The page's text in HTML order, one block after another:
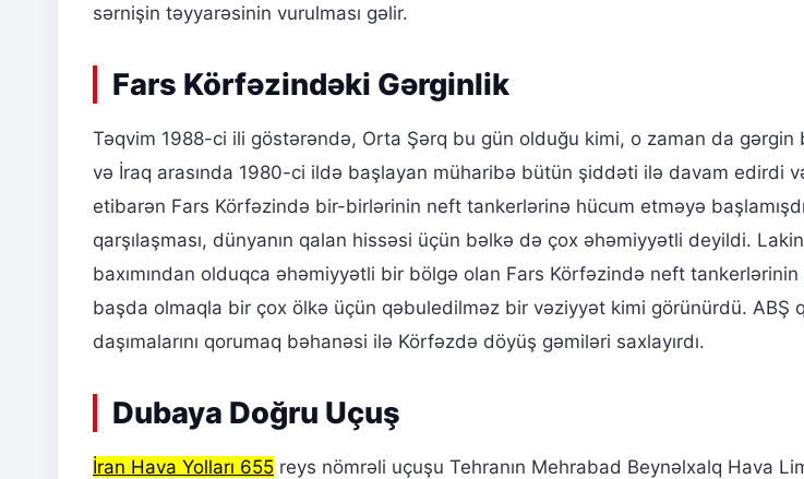
sərnişin təyyarəsinin vurulması gəlir.
Fars Körfəzindəki Gərginlik
Təqvim 1988-ci ili göstərəndə, Orta Şərq bu gün olduğu kimi, o zaman da gərgin
və İraq arasında 1980-ci ildə başlayan müharibə bütün şiddəti ilə davam edirdi
etibarən Fars Körfəzində bir-birlərinin neft tankerlərinə hücum etməyə
qarşılaşması, dünyanın qalan hissəsi üçün bəlkə də çox əhəmiyyətli deyildi.
baxımından olduqca əhəmiyyətli bir bölgə olan Fars Körfəzində neft tankerlərinin
başda olmaqla bir çox ölkə üçün qəbuledilməz bir vəziyyət kimi görünürdü. ABŞ
daşımalarını qorumaq bəhanəsi ilə Körfəzdə döyüş gəmiləri saxlayırdı.
Dubaya Doğru Uçuş
İran Hava Yolları 655 reys nömrəli uçuşu Tehranın Mehrabad Beynəlxalq Hava